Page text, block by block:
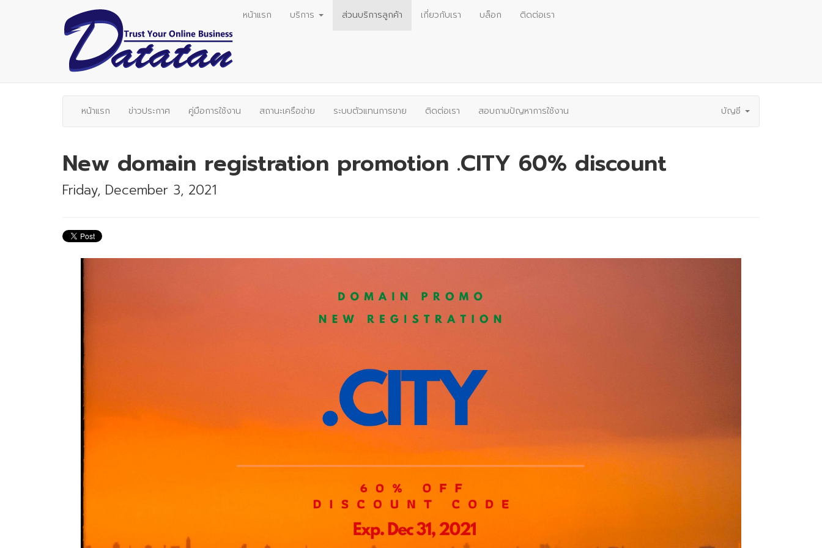
หน้าแรก บริการ ส่วนบริการลูกค้า เกี่ยวกับเรา บล็อก ติดต่อเรา
หน้าแรก ข่าวประกาศ คู่มือการใช้งาน สถานะเครือข่าย ระบบตัวแทนการขาย ติดต่อเรา สอบถามปัญหาการใช้งาน บัญชี
New domain registration promotion .CITY 60% discount
Friday, December 3, 2021